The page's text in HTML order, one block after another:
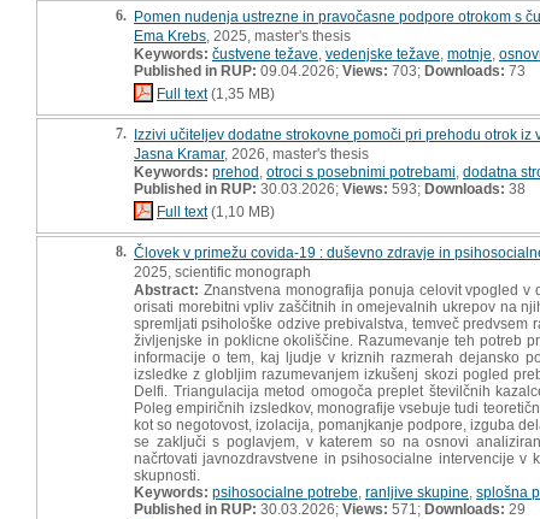
6. Pomen nudenja ustrezne in pravočasne podpore otrokom s
Ema Krebs , 2025, master's thesis
Keywords: čustvene težave vedenjske težave motnje
Published in RUP: 09.04.2026; Views: 703; Downloads: 73
Full text(1,35 MB)
7. Izzivi učiteljev dodatne strokovne pomoči pri prehodu otrok iz
Jasna Kramar, 2026, master's thesis
Keywords: prehod otroci s posebnimi potrebami dodatna
Published in RUP: 30.03.2026; Views: 593; Downloads: 38
Full text(1,10 MB)
8. Človek v primežu covida-19 : duševno zdravje in
2025, scientific monograph
Abstract: Znanstvena monografija ponuja celovit vpogled
orisati morebitni vpliv zaščitnih in omejevalnih ukrepov na
spremljati psihološke odzive prebivalstva, temveč
življenjske in poklicne okoliščine. Razumevanje teh potreb
informacije o tem, kaj ljudje v kriznih razmerah dejansko
izsledke z globljim razumevanjem izkušenj skozi pogled
Delfi. Triangulacija metod omogoča preplet številčnih
Poleg empiričnih izsledkov, monografije vsebuje tudi
kot so negotovost, izolacija, pomanjkanje podpore, izguba
se zaključi s poglavjem, v katerem so na osnovi
načrtovati javnozdravstvene in psihosocialne intervencije
skupnosti.
Keywords: psihosocialne potrebe ranljive skupine splošna
Published in RUP: 30.03.2026; Views: 571; Downloads: 29